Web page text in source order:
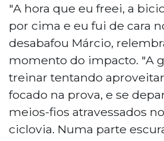
"A hora que eu freei, a
por cima e eu fui de cara
desabafou Márcio,
momento do impacto. "A
treinar tentando
focado na prova, e se
meios-fios atravessados
ciclovia. Numa parte